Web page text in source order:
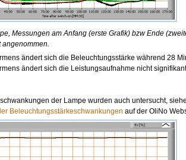
Messungen am Anfang (erste Grafik) bzw Ende
angenommen.
ändert sich die Beleuchtungsstärke während 28
ändert sich die Leistungsaufnahme nicht
der Lampe wurden auch untersucht,
Beleuchtungsstärkeschwankungen auf der OliNo